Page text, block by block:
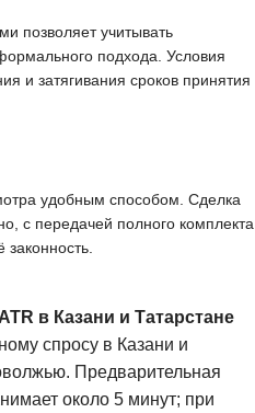
позволяет учитывать
подхода. Условия
и затягивания сроков принятия
удобным способом. Сделка
с передачей полного комплекта
в Казани и Татарстане
спросу в Казани и
Предварительная
около 5 минут; при